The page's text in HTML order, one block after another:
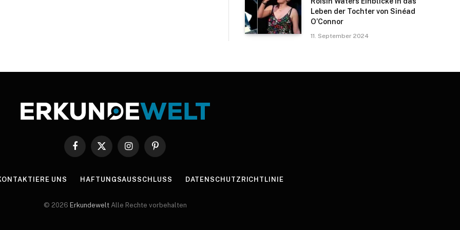
Leben der Tochter von Sinéad
O’Connor
11. September 2024
Facebook
X
InstagramPinterest
UNS HAFTUNGSAUSSCHLUSS DATENSCHUTZRICHTLINIE
© 2026 Erkundewelt Alle Rechte vorbehalten